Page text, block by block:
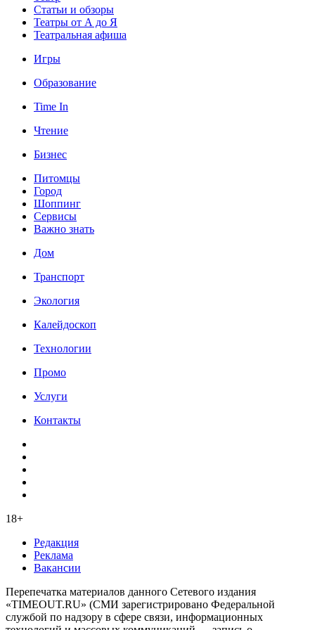
Статьи и обзоры
Театры от А до Я
Театральная афиша
Игры
Образование
Time In
Чтение
Бизнес
Питомцы
Город
Шоппинг
Сервисы
Важно знать
Дом
Транспорт
Экология
Калейдоскоп
Технологии
Промо
Услуги
Контакты
18+
Редакция
Реклама
Вакансии
Перепечатка материалов данного Сетевого издания
«TIMEOUT.RU» (СМИ зарегистрировано Федеральной
службой по надзору в сфере связи, информационных